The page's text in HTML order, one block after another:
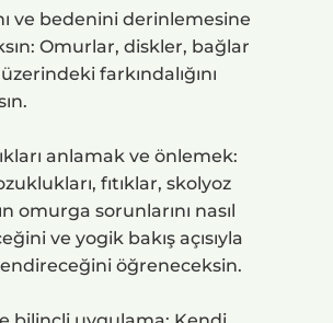
ve bedenini derinlemesine
Omurlar, diskler, bağlar
farkındalığını
anlamak ve önlemek:
fıtıklar, skolyoz
omurga sorunlarını nasıl
ve yogik bakış açısıyla
öğreneceksin.